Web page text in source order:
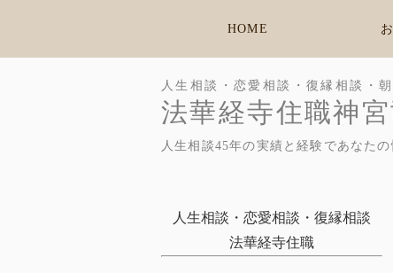
人生相談・恋愛相談・復縁相談・
法華経寺住職神
人生相談45年の実績と経験であなた
HOME
人生相談・恋愛相談・復縁相談
法華経寺住職